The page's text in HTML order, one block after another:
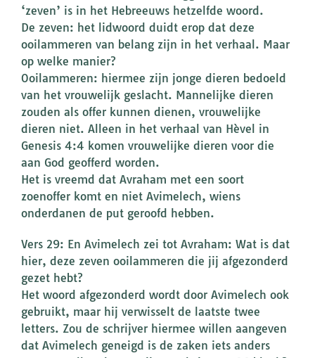
‘zeven’ is in het Hebreeuws hetzelfde woord.
De zeven: het lidwoord duidt erop dat deze
ooilammeren van belang zijn in het verhaal. Maar
op welke manier?
Ooilammeren: hiermee zijn jonge dieren bedoeld
van het vrouwelijk geslacht. Mannelijke dieren
zouden als offer kunnen dienen, vrouwelijke
dieren niet. Alleen in het verhaal van Hèvel in
Genesis 4:4 komen vrouwelijke dieren voor die
aan God geofferd worden.
Het is vreemd dat Avraham met een soort
zoenoffer komt en niet Avimelech, wiens
onderdanen de put geroofd hebben.
Vers 29: En Avimelech zei tot Avraham: Wat is dat
hier, deze zeven ooilammeren die jij afgezonderd
gezet hebt?
Het woord afgezonderd wordt door Avimelech ook
gebruikt, maar hij verwisselt de laatste twee
letters. Zou de schrijver hiermee willen aangeven
dat Avimelech geneigd is de zaken iets anders